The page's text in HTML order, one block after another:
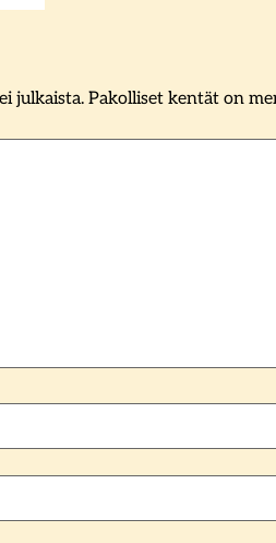
julkaista. Pakolliset kentät on